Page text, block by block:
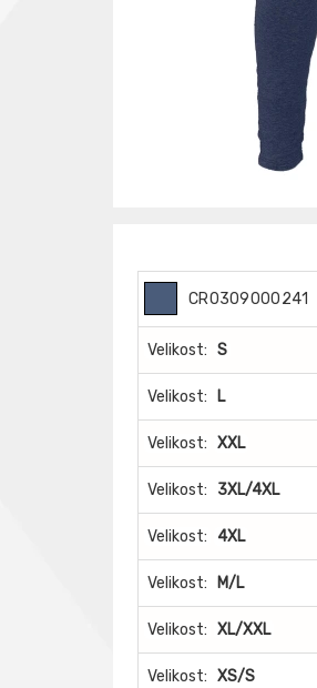
CR0309000241
Velikost: S
Velikost: L
Velikost: XXL
Velikost: 3XL/4XL
Velikost: 4XL
Velikost: M/L
Velikost: XL/XXL
Velikost: XS/S